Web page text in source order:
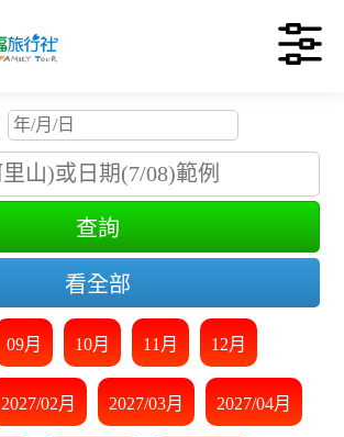
查詢
看全部
09月 10月 11月 12月
2027/02月 2027/03月 2027/04月